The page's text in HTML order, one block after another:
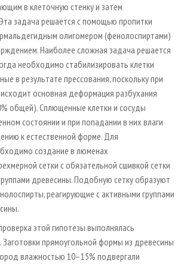
в клеточную стенку и затем
задача решается с помощью пропитки
олигомером (фенолоспиртами)
Наиболее сложная задача решается
необходимо стабилизировать клетки
в результате прессования, поскольку при
основная деформация разбухания
общей). Сплющенные клетки и сосуды
состоянии и при попадании в них влаги
к естественной форме. Для
создание в люменах
сетки с обязательной сшивкой сетки
древесины. Подобную сетку образуют
реагирующие с активными группами
этой гипотезы выполнялась
прямоугольной формы из древесины
влажностью 10–15% подвергали